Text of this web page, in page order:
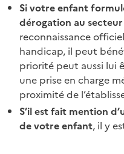
Si votre enfant
dérogation au
reconnaissance
handicap, il peut
priorité peut aussi lui
une prise en charge
proximité de
S’il est fait mention
de votre enfant, il y